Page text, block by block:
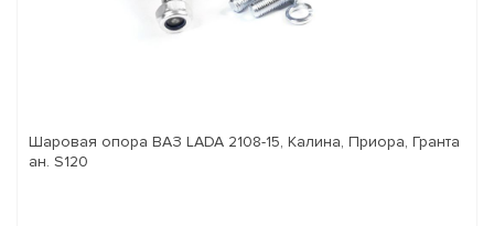
Шаровая опора ВАЗ LADA 2108-15, Калина, Приора, Гранта
ан. S120